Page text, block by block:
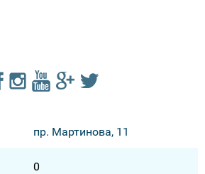
пр. Мартинова, 11
0